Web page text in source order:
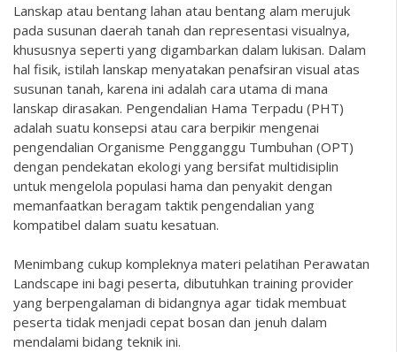
Lanskap atau bentang lahan atau bentang alam merujuk
pada susunan daerah tanah dan representasi visualnya,
khususnya seperti yang digambarkan dalam lukisan. Dalam
hal fisik, istilah lanskap menyatakan penafsiran visual atas
susunan tanah, karena ini adalah cara utama di mana
lanskap dirasakan. Pengendalian Hama Terpadu (PHT)
adalah suatu konsepsi atau cara berpikir mengenai
pengendalian Organisme Pengganggu Tumbuhan (OPT)
dengan pendekatan ekologi yang bersifat multidisiplin
untuk mengelola populasi hama dan penyakit dengan
memanfaatkan beragam taktik pengendalian yang
kompatibel dalam suatu kesatuan.
Menimbang cukup kompleknya materi pelatihan Perawatan
Landscape ini bagi peserta, dibutuhkan training provider
yang berpengalaman di bidangnya agar tidak membuat
peserta tidak menjadi cepat bosan dan jenuh dalam
mendalami bidang teknik ini.